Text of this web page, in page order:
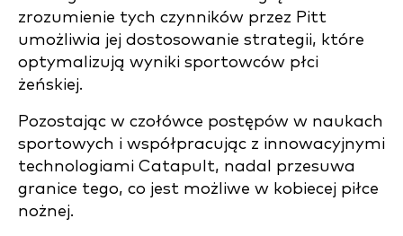
zrozumienie tych czynników przez Pitt
umożliwia jej dostosowanie strategii, które
optymalizują wyniki sportowców płci
żeńskiej.
Pozostając w czołówce postępów w naukach
sportowych i współpracując z innowacyjnymi
technologiami Catapult, nadal przesuwa
granice tego, co jest możliwe w kobiecej piłce
nożnej.